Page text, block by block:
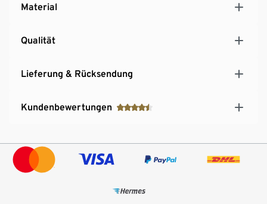
Reißverschluss mit Regenschutz
Inkl. robuster Aufbewahrungstasche
Material
Qualität
Lieferung & Rücksendung
Kundenbewertungen